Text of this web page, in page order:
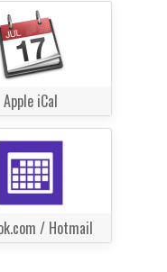
Apple iCal
/ Hotmail